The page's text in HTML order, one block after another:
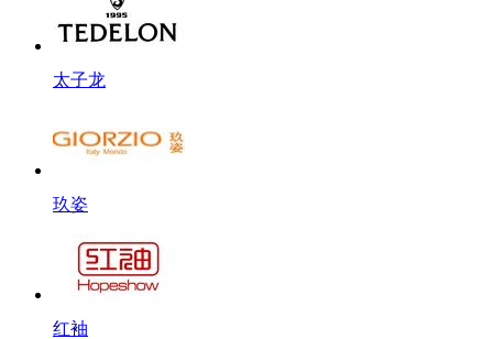
太子龙
玖姿
红袖